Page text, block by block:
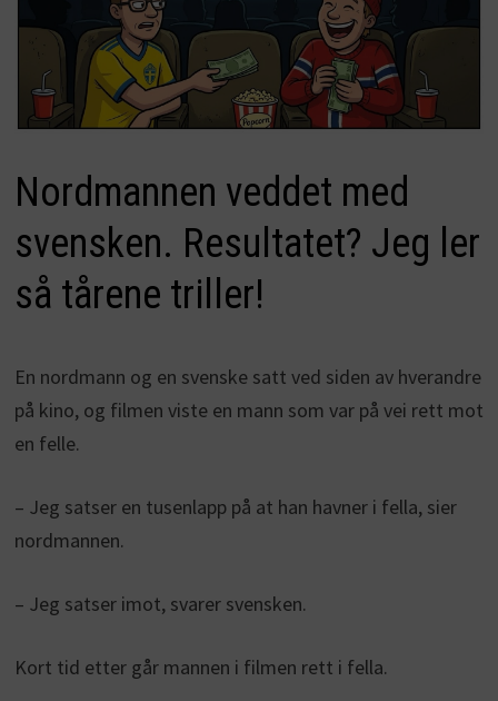
Nordmannen veddet med
svensken. Resultatet? Jeg ler
så tårene triller!
En nordmann og en svenske satt ved siden av hverandre
på kino, og filmen viste en mann som var på vei rett mot
en felle.
– Jeg satser en tusenlapp på at han havner i fella, sier
nordmannen.
– Jeg satser imot, svarer svensken.
Kort tid etter går mannen i filmen rett i fella.